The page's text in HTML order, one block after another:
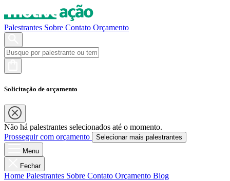
Palestrantes Sobre Contato Orçamento
Solicitação de orçamento
Não há palestrantes selecionados até o momento.
Prosseguir com orçamento
Selecionar mais palestrantes
Menu
Fechar
Home Palestrantes Sobre Contato Orçamento Blog